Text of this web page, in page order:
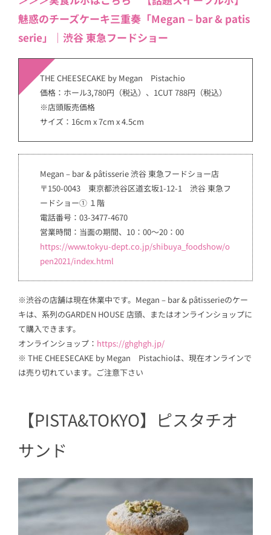
魅惑のチーズケーキ三重奏「Megan – bar & patis
serie」｜渋谷 東急フードショー
THE CHEESECAKE by Megan Pistachio
価格：ホール3,780円（税込）、1CUT 788円（税込）
※店頭販売価格
サイズ：16cm x 7cm x 4.5cm
Megan – bar & pâtisserie 渋谷 東急フードショー店
〒150-0043 東京都渋谷区道玄坂1-12-1 渋谷 東急フ
ードショー① １階
電話番号：03-3477-4670
営業時間：当面の期間、10：00～20：00
https://www.tokyu-dept.co.jp/shibuya_foodshow/o
pen2021/index.html
※渋谷の店舗は現在休業中です。Megan – bar & pâtisserieのケー
キは、系列のGARDEN HOUSE 店頭、またはオンラインショップに
て購入できます。
オンラインショップ： https://ghghgh.jp/
※ THE CHEESECAKE by Megan Pistachioは、現在オンラインで
は売り切れています。ご注意下さい
【PISTA&TOKYO】ピスタチオ
サンド